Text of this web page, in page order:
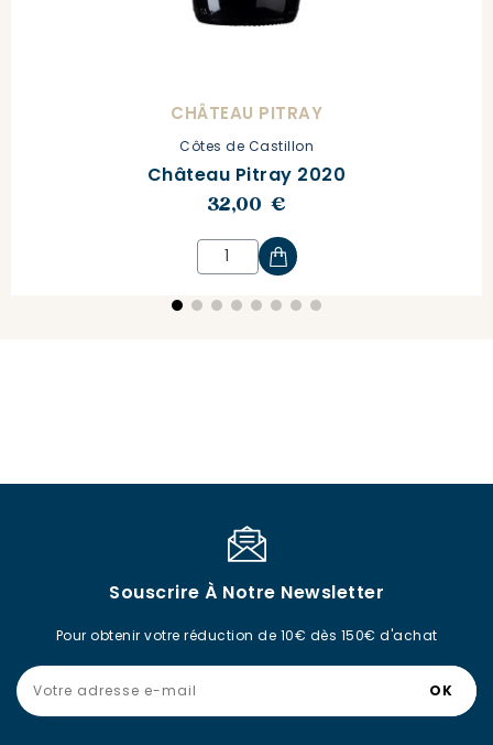
CHÂTEAU PITRAY
Côtes de Castillon
Château Pitray 2020
32,00 €
Souscrire À Notre Newsletter
Pour obtenir votre réduction de 10€ dès 150€ d'achat